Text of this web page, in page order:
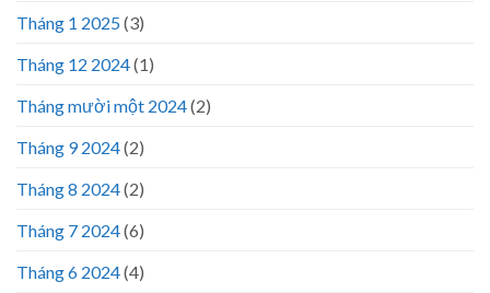
Tháng 1 2025(3)
Tháng 12 2024(1)
Tháng mười một 2024(2)
Tháng 9 2024(2)
Tháng 8 2024(2)
Tháng 7 2024(6)
Tháng 6 2024(4)